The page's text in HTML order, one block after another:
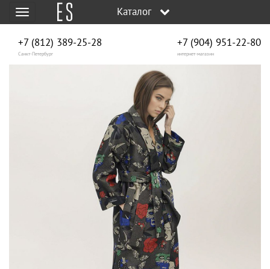
Меню Каталог
+7 (812) 389-25-28
Санкт-Петербург
+7 (904) 951‑22‑80
интернет-магазин